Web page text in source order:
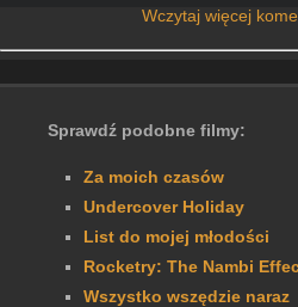
Wczytaj więcej
Sprawdź podobne filmy:
Za moich czasów
Undercover Holiday
List do mojej młodości
Rocketry: The Nambi
Wszystko wszędzie naraz